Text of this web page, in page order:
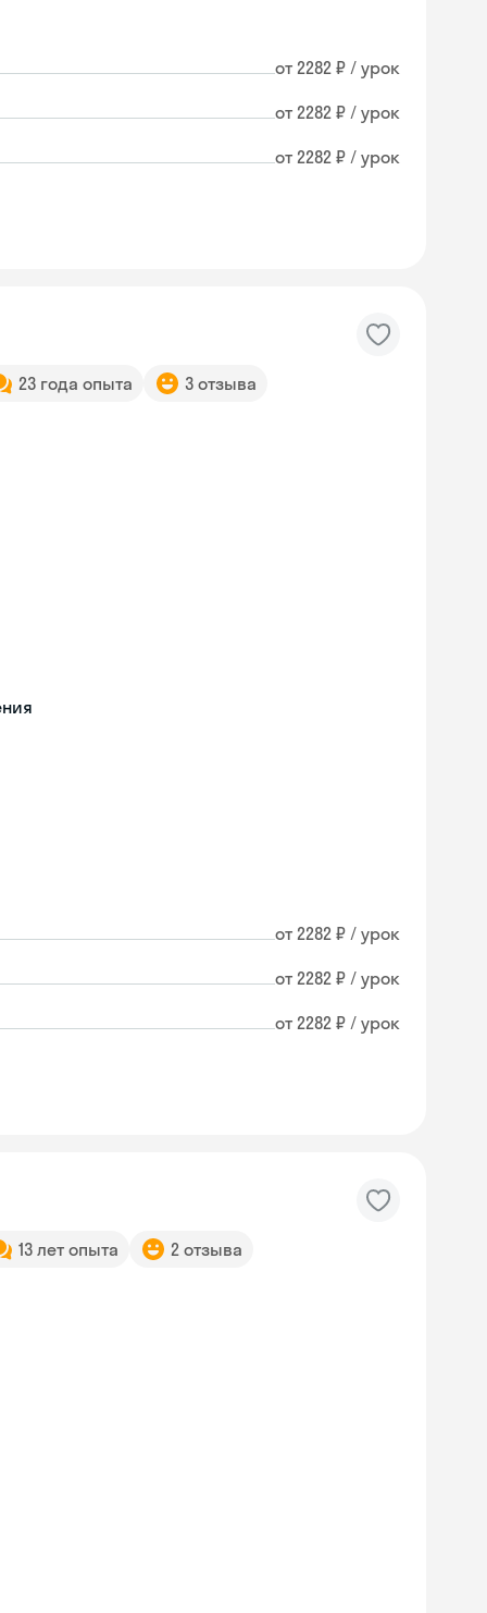
от 2282 ₽ / урок
от 2282 ₽ / урок
от 2282 ₽ / урок
23 года опыта 3 отзыва
от 2282 ₽ / урок
от 2282 ₽ / урок
от 2282 ₽ / урок
13 лет опыта 2 отзыва